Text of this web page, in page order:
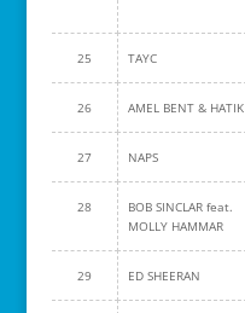
25 TAYC
26 AMEL BENT & HATIK
27 NAPS
28
BOB SINCLAR feat.
MOLLY HAMMAR
29 ED SHEERAN